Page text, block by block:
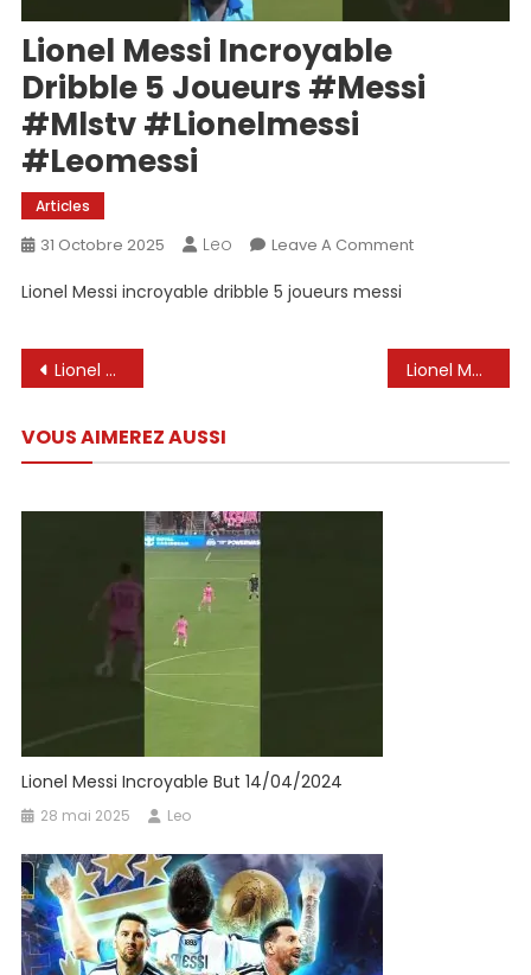
Lionel Messi Incroyable
Dribble 5 Joueurs #messi
#mlstv #lionelmessi
#leomessi
Articles
31 Octobre 2025 Leo Leave A CommentOn
Dribble
5
#mlstv
Lionel Messi incroyable dribble 5 joueurs messi
Navigation
l’article
Lionel Andrés « Leo » Messi Cuccittini (gebore 24 Junie 1987 in Rosario, Santa Fe-provinsie Lionel Messi contre Vinicius Junior #ronaldo #ronaldovshaaland #soccerplayer #messi #messi #ronaldojr
VOUS AIMEREZ AUSSI
Lionel Messi Incroyable But 14/04/2024
28 mai 2025 Leo